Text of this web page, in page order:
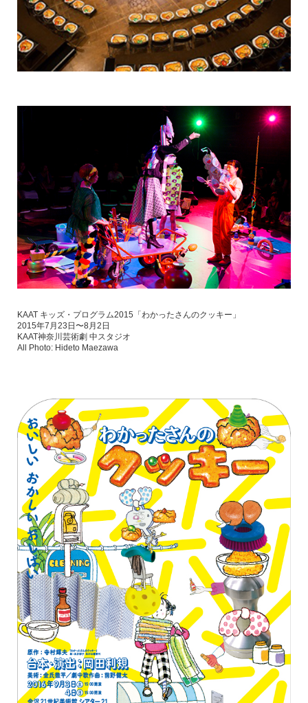
KAAT キッズ・プログラム2015「わかったさんのクッキー」
2015年7月23日〜8月2日
KAAT神奈川芸術劇 中スタジオ
All Photo: Hideto Maezawa